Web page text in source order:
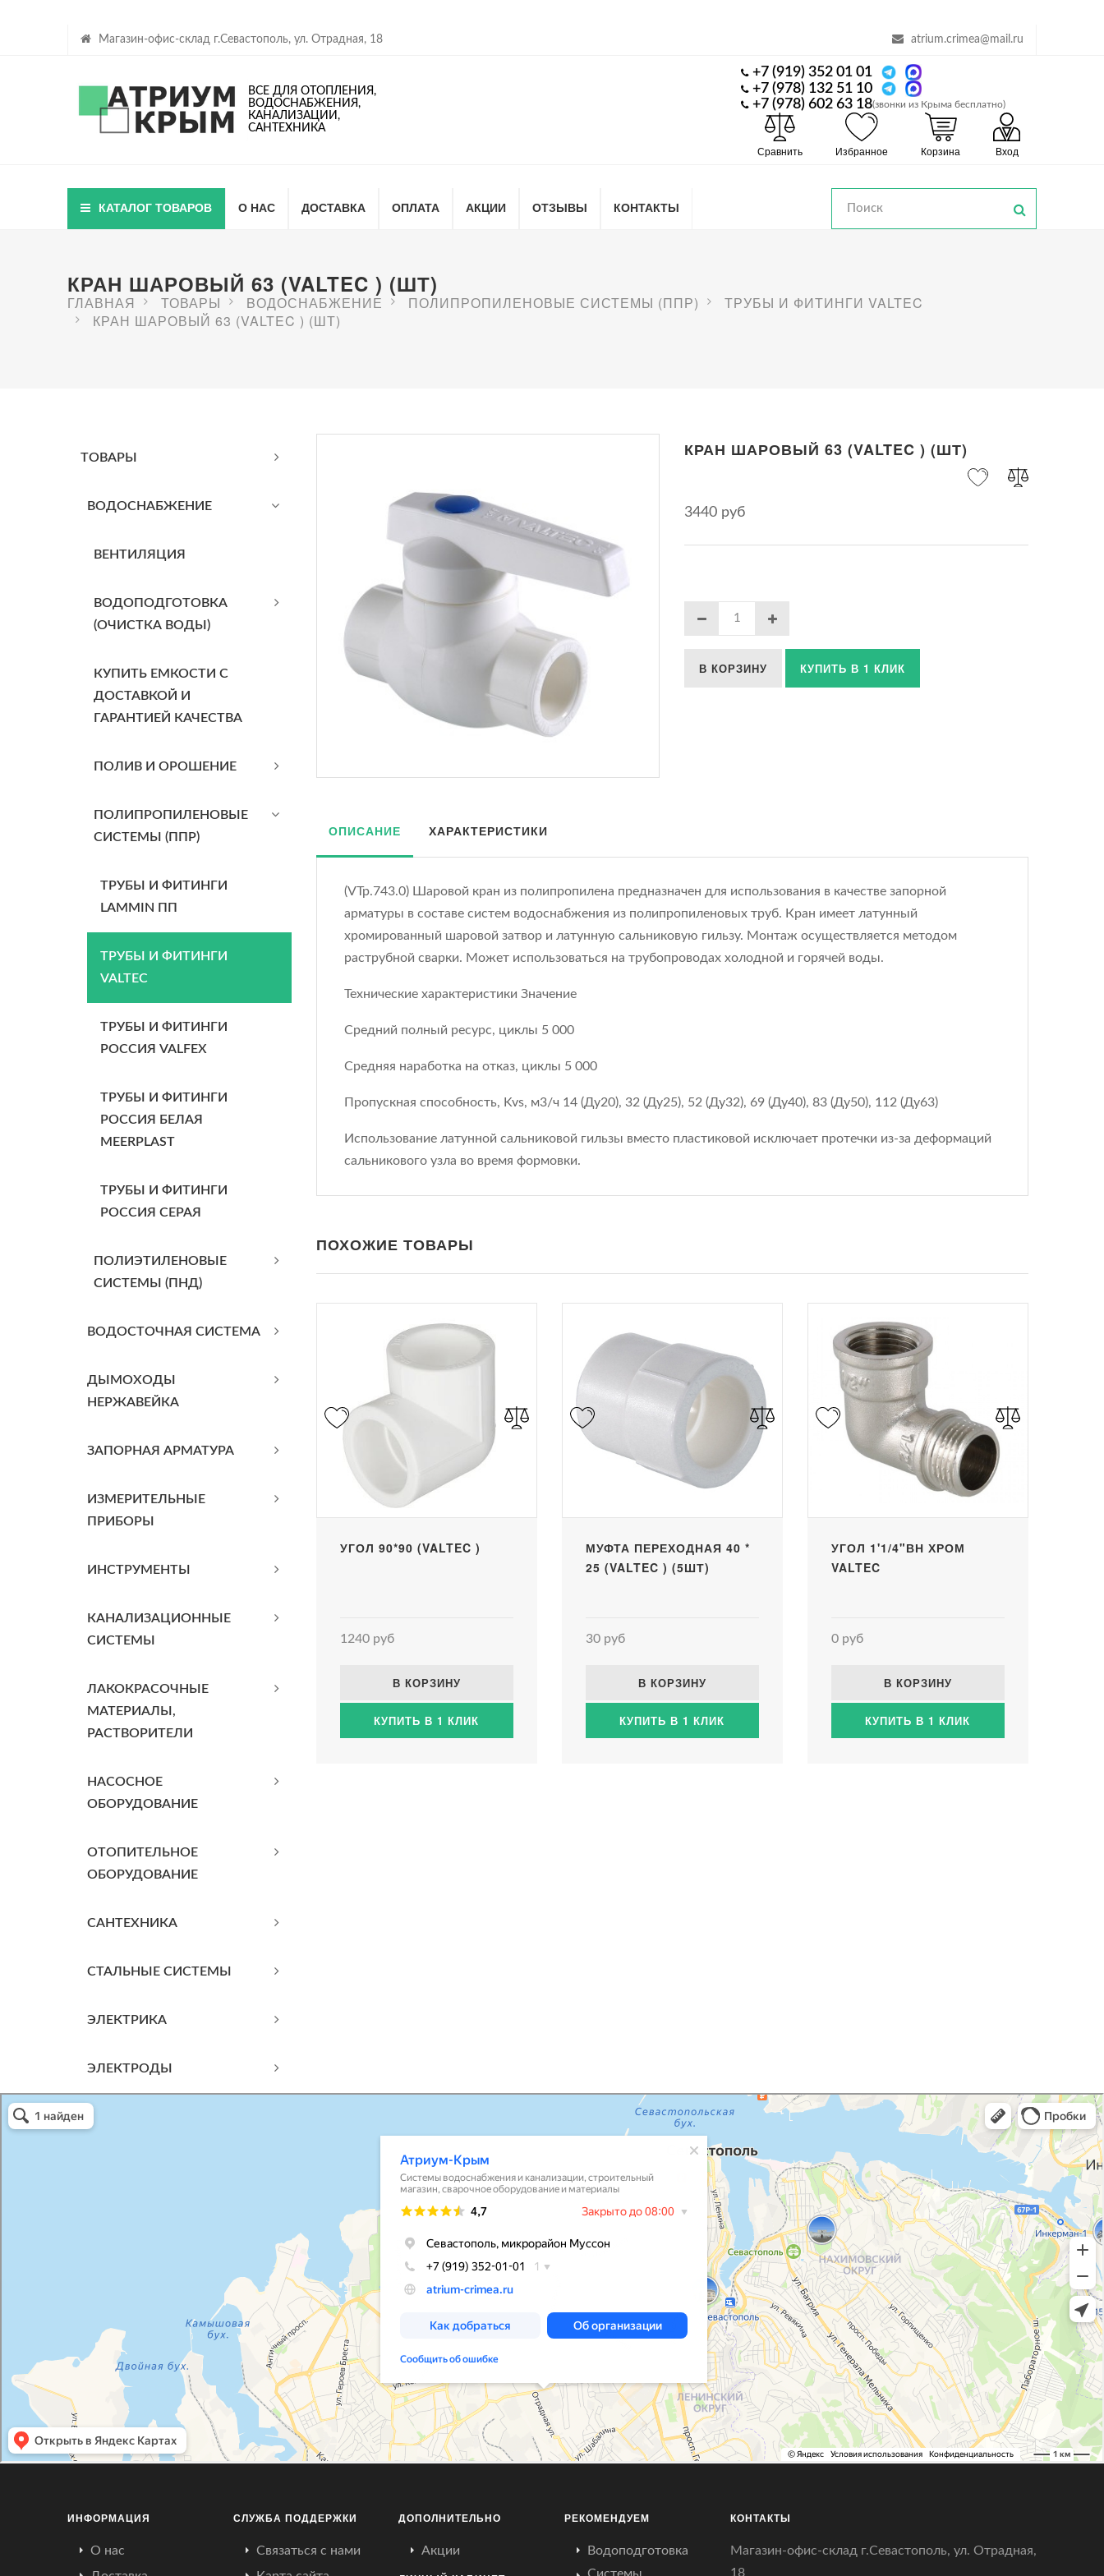
Магазин-офис-склад г.Севастополь, ул. Отрадная, 18 atrium.crimea@mail.ru
ВСЕ ДЛЯ ОТОПЛЕНИЯ,
ВОДОСНАБЖЕНИЯ,
КАНАЛИЗАЦИИ,
САНТЕХНИКА
+7 (919) 352 01 01
+7 (978) 132 51 10
+7 (978) 602 63 18(звонки из Крыма бесплатно)
Сравнить Избранное Корзина Вход
КАТАЛОГ ТОВАРОВ О НАС ДОСТАВКА ОПЛАТА АКЦИИ ОТЗЫВЫ КОНТАКТЫ
КРАН ШАРОВЫЙ 63 (VALTEC ) (ШТ)
ГЛАВНАЯ ТОВАРЫ BОДОСНАБЖЕНИЕ ПОЛИПРОПИЛЕНОВЫЕ СИСТЕМЫ (ППР)
ТРУБЫ И ФИТИНГИ VALTEC
КРАН ШАРОВЫЙ 63 (VALTEC ) (ШТ)
ТОВАРЫ
BОДОСНАБЖЕНИЕ
ВЕНТИЛЯЦИЯ
ВОДОПОДГОТОВКА
(ОЧИСТКА ВОДЫ)
КУПИТЬ ЕМКОСТИ С
ДОСТАВКОЙ И
ГАРАНТИЕЙ КАЧЕСТВА
ПОЛИВ И ОРОШЕНИЕ
ПОЛИПРОПИЛЕНОВЫЕ
СИСТЕМЫ (ППР)
ТРУБЫ И ФИТИНГИ
LAMMIN ПП
ТРУБЫ И ФИТИНГИ
VALTEC
ТРУБЫ И ФИТИНГИ
РОССИЯ VALFEX
ТРУБЫ И ФИТИНГИ
РОССИЯ БЕЛАЯ
MEERPLAST
ТРУБЫ И ФИТИНГИ
РОССИЯ СЕРАЯ
ПОЛИЭТИЛЕНОВЫЕ
СИСТЕМЫ (ПНД)
ВОДОСТОЧНАЯ СИСТЕМА
ДЫМОХОДЫ
НЕРЖАВЕЙКА
ЗАПОРНАЯ АРМАТУРА
ИЗМЕРИТЕЛЬНЫЕ
ПРИБОРЫ
ИНСТРУМЕНТЫ
КАНАЛИЗАЦИОННЫЕ
СИСТЕМЫ
ЛАКОКРАСОЧНЫЕ
МАТЕРИАЛЫ,
РАСТВОРИТЕЛИ
НАСОСНОЕ
ОБОРУДОВАНИЕ
ОТОПИТЕЛЬНОЕ
ОБОРУДОВАНИЕ
САНТЕХНИКА
СТАЛЬНЫЕ СИСТЕМЫ
ЭЛЕКТРИКА
ЭЛЕКТРОДЫ
КРАН ШАРОВЫЙ 63 (VALTEC ) (ШТ)
3440 руб
В КОРЗИНУ КУПИТЬ В 1 КЛИК
ОПИСАНИЕ ХАРАКТЕРИСТИКИ
(VTp.743.0) Шаровой кран из полипропилена предназначен для использования в качестве запорной
арматуры в составе систем водоснабжения из полипропиленовых труб. Кран имеет латунный
хромированный шаровой затвор и латунную сальниковую гильзу. Монтаж осуществляется методом
раструбной сварки. Может использоваться на трубопроводах холодной и горячей воды.
Технические характеристики Значение
Средний полный ресурс, циклы 5 000
Средняя наработка на отказ, циклы 5 000
Пропускная способность, Kvs, м3/ч 14 (Ду20), 32 (Ду25), 52 (Ду32), 69 (Ду40), 83 (Ду50), 112 (Ду63)
Использование латунной сальниковой гильзы вместо пластиковой исключает протечки из-за деформаций
сальникового узла во время формовки.
ПОХОЖИЕ ТОВАРЫ
УГОЛ 90*90 (VALTEC )
1240 руб
В КОРЗИНУ
КУПИТЬ В 1 КЛИК
МУФТА ПЕРЕХОДНАЯ 40 *
25 (VALTEC ) (5ШТ)
30 руб
В КОРЗИНУ
КУПИТЬ В 1 КЛИК
УГОЛ 1'1/4"ВН ХРОМ
VALTEC
0 руб
В КОРЗИНУ
КУПИТЬ В 1 КЛИК
Атриум-Крым
Системы водоснабжения, отопления, канализации в Севастополе
Снабжение строительных объектов в Севастополе
ИНФОРМАЦИЯ
О нас
СЛУЖБА ПОДДЕРЖКИ
Связаться с нами
ДОПОЛНИТЕЛЬНО
Акции
РЕКОМЕНДУЕМ
Водоподготовка
КОНТАКТЫ
Магазин-офис-склад г.Севастополь, ул. Отрадная,
18